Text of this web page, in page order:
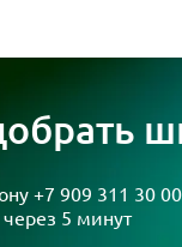
+7 909 311 30 00
5 минут